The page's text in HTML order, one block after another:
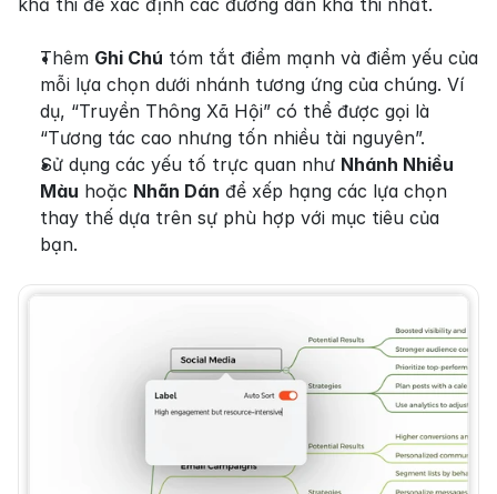
Thêm Ghi Chú tóm tắt điểm mạnh và điểm yếu của
mỗi lựa chọn dưới nhánh tương ứng của chúng. Ví
dụ, “Truyền Thông Xã Hội” có thể được gọi là
“Tương tác cao nhưng tốn nhiều tài nguyên”.
Sử dụng các yếu tố trực quan như Nhánh Nhiều
Màu hoặc Nhãn Dán để xếp hạng các lựa chọn
thay thế dựa trên sự phù hợp với mục tiêu của
bạn.